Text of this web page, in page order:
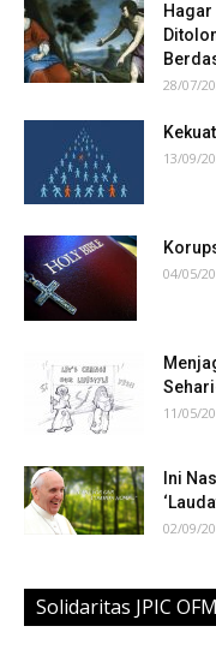
28/07/
13/09/
04/05/
11/05/
Ini
02/09/
Solidaritas JPIC